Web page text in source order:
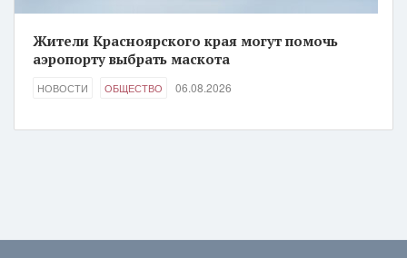
Жители Красноярского края могут помочь
аэропорту выбрать маскота
НОВОСТИ ОБЩЕСТВО 06.08.2026